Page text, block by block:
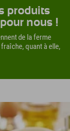
produits
nous !
de la ferme
quant à elle,